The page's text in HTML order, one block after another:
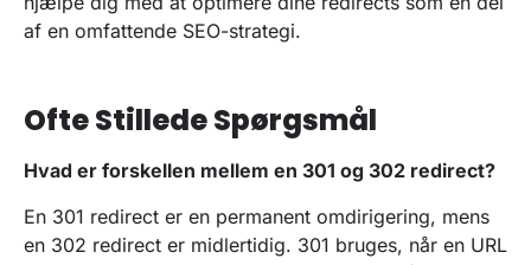
af en omfattende SEO-strategi.
Ofte Stillede Spørgsmål
Hvad er forskellen mellem en 301 og 302 redirect?
En 301 redirect er en permanent omdirigering, mens
en 302 redirect er midlertidig. 301 bruges, når en URL